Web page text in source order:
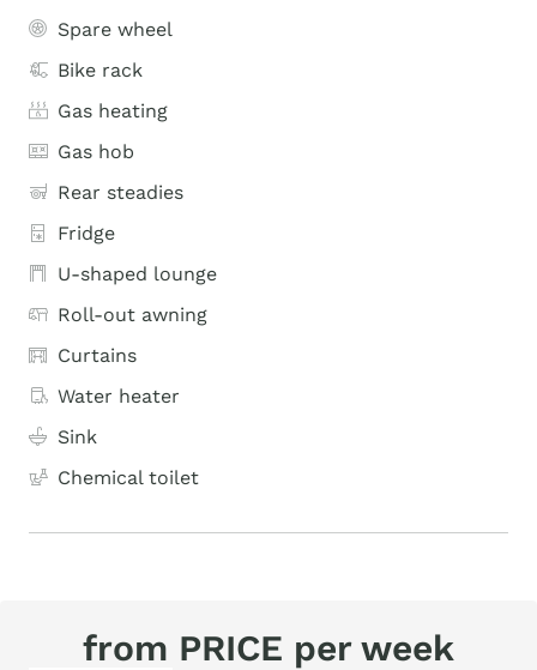
Spare wheel
Bike rack
Gas heating
Gas hob
Rear steadies
Fridge
U-shaped lounge
Roll-out awning
Curtains
Water heater
Sink
Chemical toilet
from PRICE per week